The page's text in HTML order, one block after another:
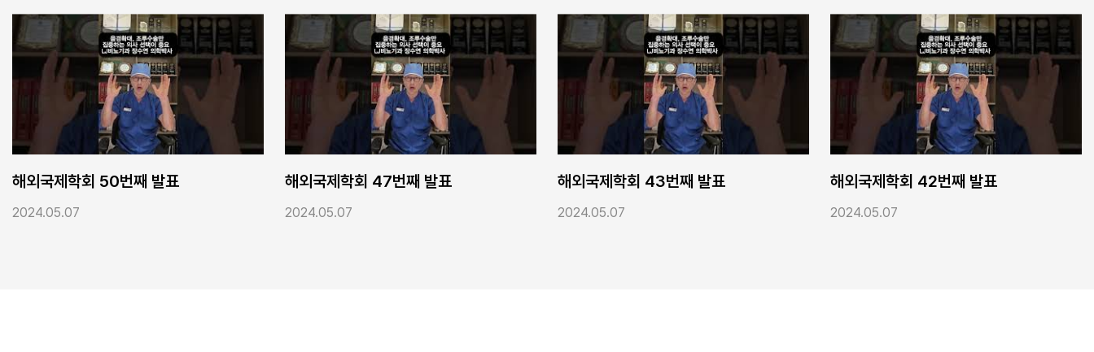
해외국제학회 47번째 발표
2024.05.07
해외국제학회 43번째 발표
2024.05.07
해외국제학회 42번째 발표
2024.05.07
해외국제학회 41번째 발표
2024.05.07